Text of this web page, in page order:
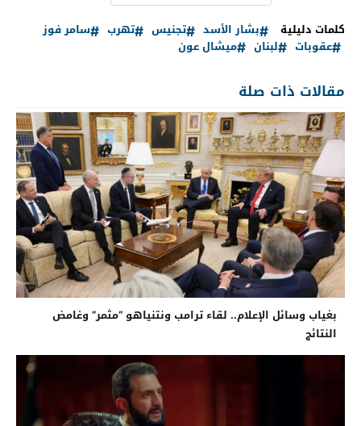
كلمات دليلية
بشار الأسد تجنيس تهرب
سامر فوز
عقوبات
لبنان ميشال عون
مقالات ذات صلة
بغياب وسائل الإعلام.. لقاء ترامب ونتنياهو “مثمر” وغامض
النتائج